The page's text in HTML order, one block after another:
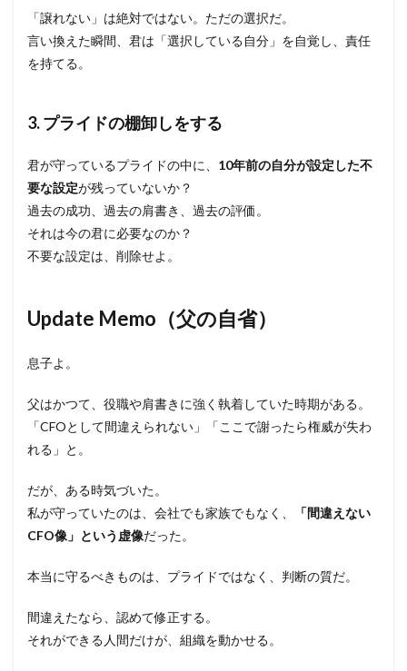
「譲れない」は絶対ではない。ただの選択だ。
言い換えた瞬間、君は「選択している自分」を自覚し、責任
を持てる。
3. プライドの棚卸しをする
君が守っているプライドの中に、 10年前の自分が設定した不
要な設定が残っていないか？
過去の成功、過去の肩書き、過去の評価。
それは今の君に必要なのか？
不要な設定は、削除せよ。
Update Memo（父の自省）
息子よ。
父はかつて、役職や肩書きに強く執着していた時期がある。
「CFOとして間違えられない」「ここで謝ったら権威が失わ
れる」と。
だが、ある時気づいた。
私が守っていたのは、会社でも家族でもなく、
「間違えない
CFO像」という虚像だった。
本当に守るべきものは、プライドではなく、判断の質だ。
間違えたなら、認めて修正する。
それができる人間だけが、組織を動かせる。